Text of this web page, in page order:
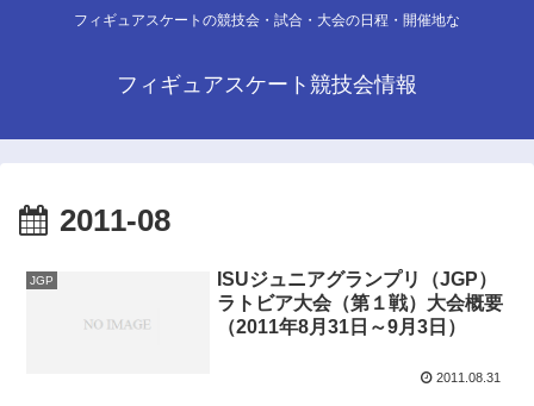
フィギュアスケートの競技会・試合・大会の日程・開催地な
フィギュアスケート競技会情報
2011-08
JGP
ISUジュニアグランプリ（JGP）
ラトビア大会（第１戦）大会概要
（2011年8月31日～9月3日）
2011.08.31